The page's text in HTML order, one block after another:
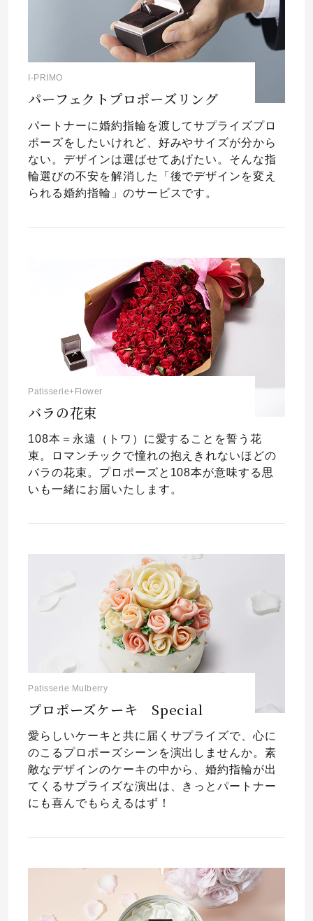
I-PRIMO
パーフェクトプロポーズリング
パートナーに婚約指輪を渡してサプライズプロ
ポーズをしたいけれど、好みやサイズが分から
ない。デザインは選ばせてあげたい。そんな指
輪選びの不安を解消した「後でデザインを変え
られる婚約指輪」のサービスです。
Patisserie+Flower
バラの花束
108本＝永遠（トワ）に愛することを誓う花
束。ロマンチックで憧れの抱えきれないほどの
バラの花束。プロポーズと108本が意味する思
いも一緒にお届いたします。
Patisserie Mulberry
プロポーズケーキ Special
愛らしいケーキと共に届くサプライズで、心に
のこるプロポーズシーンを演出しませんか。素
敵なデザインのケーキの中から、婚約指輪が出
てくるサプライズな演出は、きっとパートナー
にも喜んでもらえるはず！